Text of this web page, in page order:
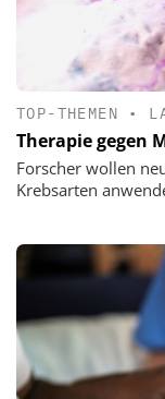
TOP-THEMEN •
Therapie gegen
Forscher wollen
Krebsarten